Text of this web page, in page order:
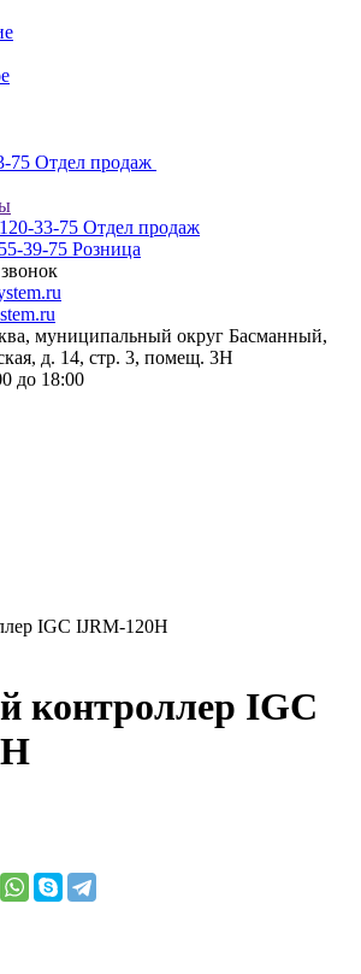
75 Отдел продаж
33-75 Отдел продаж
39-75 Розница
муниципальный округ Басманный,
д. 14, стр. 3, помещ. 3Н
до 18:00
IGC IJRM-120H
контроллер IGC